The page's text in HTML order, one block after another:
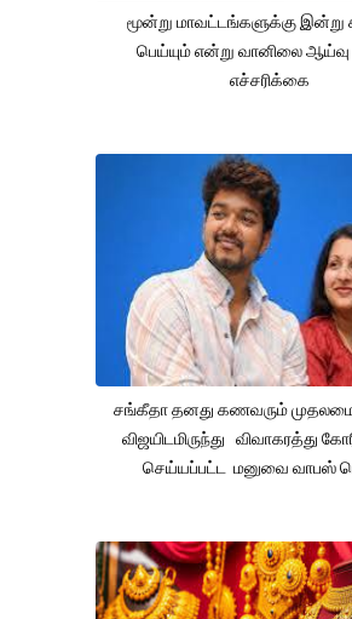
மூன்று மாவட்டங்களுக்கு
பெய்யும் என்று வானிலை
எச்சரிக்கை
சங்கீதா தனது கணவரும்
விஜயிடமிருந்து விவாகரத்து
செய்யப்பட்ட மனுவை வாபஸ்